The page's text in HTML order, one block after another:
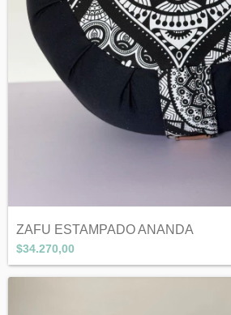
ZAFU ESTAMPADO ANANDA
$34.270,00